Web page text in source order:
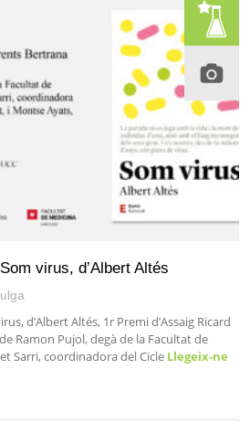
virus, d’Albert Altés
d’Albert Altés, 1r Premi d’Assaig Ricard
Ramon Pujol, degà de la Facultat de
Sarri, coordinadora del Cicle Llegeix-ne